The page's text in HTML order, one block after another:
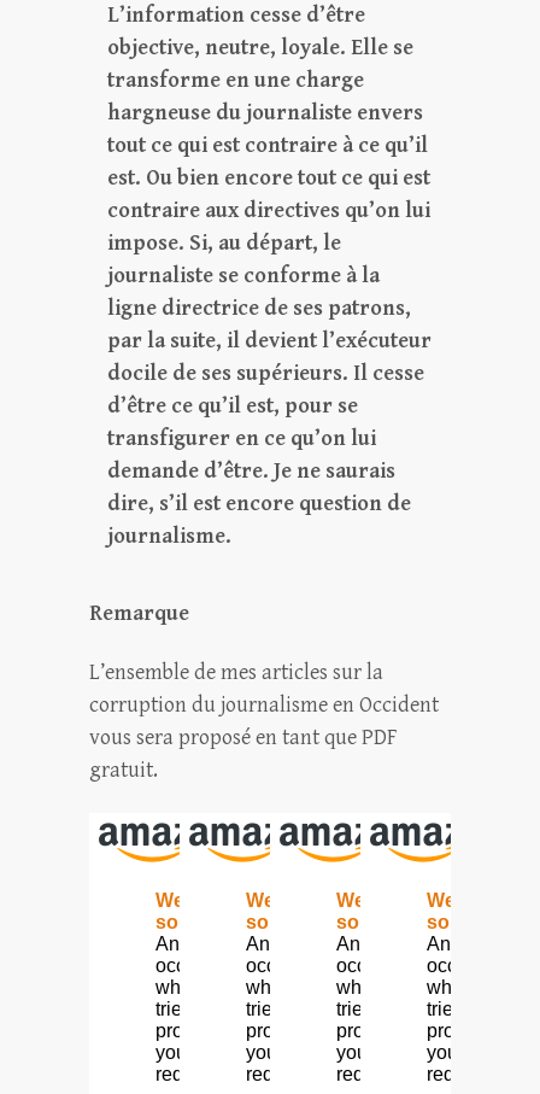
L’information cesse d’être
objective, neutre, loyale. Elle se
transforme en une charge
hargneuse du journaliste envers
tout ce qui est contraire à ce qu’il
est. Ou bien encore tout ce qui est
contraire aux directives qu’on lui
impose. Si, au départ, le
journaliste se conforme à la
ligne directrice de ses patrons,
par la suite, il devient l’exécuteur
docile de ses supérieurs. Il cesse
d’être ce qu’il est, pour se
transfigurer en ce qu’on lui
demande d’être. Je ne saurais
dire, s’il est encore question de
journalisme.
Remarque
L’ensemble de mes articles sur la
corruption du journalisme en Occident
vous sera proposé en tant que PDF
gratuit.